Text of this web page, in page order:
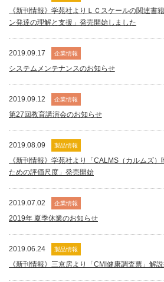
《新刊情報》学苑社よりＬＣスケールの関連書
ン発達の理解と支援」発売開始しました
2019.09.17 企業情報
システムメンテナンスのお知らせ
2019.09.12 企業情報
第27回教育講演会のお知らせ
2019.08.09 製品情報
《新刊情報》学苑社より「CALMS（カルムズ
ための評価尺度」発売開始
2019.07.02 企業情報
2019年 夏季休業のお知らせ
2019.06.24 製品情報
《新刊情報》三京房より「CMI健康調査票」解